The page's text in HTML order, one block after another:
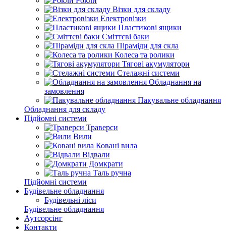
Візки для складу
Електровізки
Пластикові ящики
Сміттєві баки
Піраміди для скла
Колеса та ролики
Тягові акумулятори
Стелажні системи
Обладнання на
замовлення
Пакувальне обладнання
Обладнання для складу
Підйомні системи
Траверси
Вили
Ковані вила
Відвали
Домкрати
Таль ручна
Підйомні системи
Будівельне обладнання
Будівельні ліси
Будівельне обладнання
Аутсорсінг
Контакти